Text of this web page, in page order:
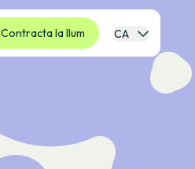
Contracta la llum CA